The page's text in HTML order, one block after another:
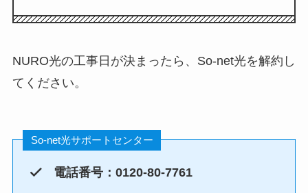
NURO光の工事日が決まったら、So-net光を解約し
てください。
So-net光サポートセンター
電話番号：0120-80-7761